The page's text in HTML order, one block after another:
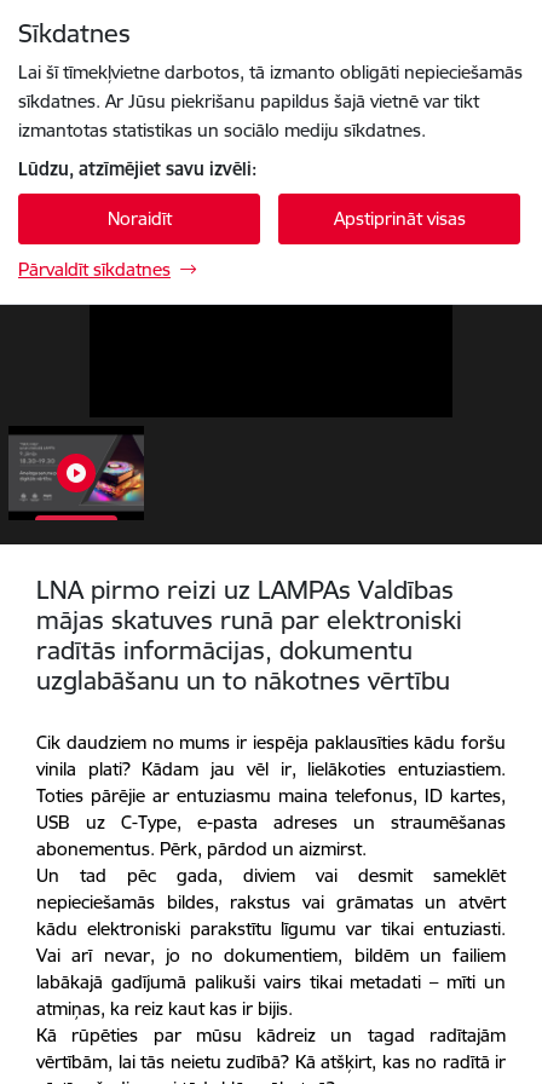
Sīkdatnes
Lai šī tīmekļvietne darbotos, tā izmanto obligāti nepieciešamās
sīkdatnes. Ar Jūsu piekrišanu papildus šajā vietnē var tikt
izmantotas statistikas un sociālo mediju sīkdatnes.
Lūdzu, atzīmējiet savu izvēli:
Noraidīt Apstiprināt visas
Pārvaldīt sīkdatnes
1 / 1
LNA pirmo reizi uz LAMPAs Valdības
mājas skatuves runā par elektroniski
radītās informācijas, dokumentu
uzglabāšanu un to nākotnes vērtību
Cik daudziem no mums ir iespēja paklausīties kādu foršu
vinila plati? Kādam jau vēl ir, lielākoties entuziastiem.
Toties pārējie ar entuziasmu maina telefonus, ID kartes,
USB uz C-Type, e-pasta adreses un straumēšanas
abonementus. Pērk, pārdod un aizmirst.
Un tad pēc gada, diviem vai desmit sameklēt
nepieciešamās bildes, rakstus vai grāmatas un atvērt
kādu elektroniski parakstītu līgumu var tikai entuziasti.
Vai arī nevar, jo no dokumentiem, bildēm un failiem
labākajā gadījumā palikuši vairs tikai metadati – mīti un
atmiņas, ka reiz kaut kas ir bijis.
Kā rūpēties par mūsu kādreiz un tagad radītajām
vērtībām, lai tās neietu zudībā? Kā atšķirt, kas no radītā ir